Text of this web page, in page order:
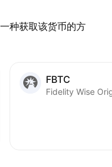
种获取该货币的方
FBTC